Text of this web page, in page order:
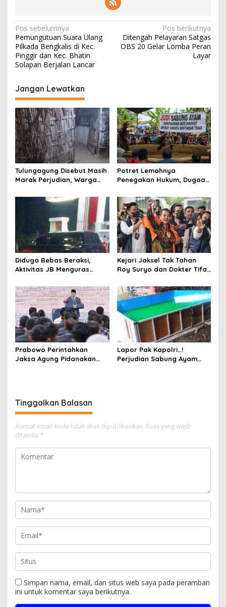
N
a
v
i
g
a
s
i
p
o
s
Pos sebelumnya
Pemungutuan Suara Ulang
Pilkada Bengkalis di Kec.
Pinggir dan Kec. Bhatin
Solapan Berjalan Lancar
Pos berikutnya
Ditengah Pelayaran Satgas
OBS 20 Gelar Lomba Peran
Layar
Jangan Lewatkan
Tulungagung Disebut Masih
Marak Perjudian, Warga
hingga Usut Dugaan Beking
Potret Lemahnya
Penegakan Hukum, Dugaan
Tulungagung Tuai Sorotan
Diduga Bebas Beraksi,
Aktivitas JB Menguras
Bojonegoro Jadi Sorotan
Warga
Kejari Jaksel Tak Tahan
Roy Suryo dan Dokter Tifa,
Keluarga dan Kepastian
Hukum
Prabowo Perintahkan
Jaksa Agung Pidanakan
Lapor Pak Kapolri…!
Perjudian Sabung Ayam
Tinggalkan Balasan
Alamat email Anda tidak akan dipublikasikan. Ruas yang wajib
ditandai *
Simpan nama, email, dan situs web saya pada peramban
ini untuk komentar saya berikutnya.